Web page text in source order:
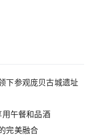
下参观庞贝古城遗址
用午餐和品酒
完美融合